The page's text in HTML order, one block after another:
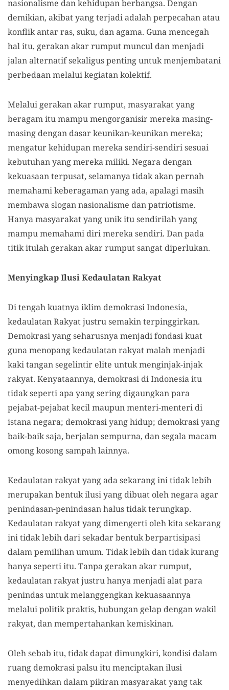
nasionalisme dan kehidupan berbangsa. Dengan
demikian, akibat yang terjadi adalah perpecahan atau
konflik antar ras, suku, dan agama. Guna mencegah
hal itu, gerakan akar rumput muncul dan menjadi
jalan alternatif sekaligus penting untuk menjembatani
perbedaan melalui kegiatan kolektif.
Melalui gerakan akar rumput, masyarakat yang
beragam itu mampu mengorganisir mereka masing-
masing dengan dasar keunikan-keunikan mereka;
mengatur kehidupan mereka sendiri-sendiri sesuai
kebutuhan yang mereka miliki. Negara dengan
kekuasaan terpusat, selamanya tidak akan pernah
memahami keberagaman yang ada, apalagi masih
membawa slogan nasionalisme dan patriotisme.
Hanya masyarakat yang unik itu sendirilah yang
mampu memahami diri mereka sendiri. Dan pada
titik itulah gerakan akar rumput sangat diperlukan.
Menyingkap Ilusi Kedaulatan Rakyat
Di tengah kuatnya iklim demokrasi Indonesia,
kedaulatan Rakyat justru semakin terpinggirkan.
Demokrasi yang seharusnya menjadi fondasi kuat
guna menopang kedaulatan rakyat malah menjadi
kaki tangan segelintir elite untuk menginjak-injak
rakyat. Kenyataannya, demokrasi di Indonesia itu
tidak seperti apa yang sering digaungkan para
pejabat-pejabat kecil maupun menteri-menteri di
istana negara; demokrasi yang hidup; demokrasi yang
baik-baik saja, berjalan sempurna, dan segala macam
omong kosong sampah lainnya.
Kedaulatan rakyat yang ada sekarang ini tidak lebih
merupakan bentuk ilusi yang dibuat oleh negara agar
penindasan-penindasan halus tidak terungkap.
Kedaulatan rakyat yang dimengerti oleh kita sekarang
ini tidak lebih dari sekadar bentuk berpartisipasi
dalam pemilihan umum. Tidak lebih dan tidak kurang
hanya seperti itu. Tanpa gerakan akar rumput,
kedaulatan rakyat justru hanya menjadi alat para
penindas untuk melanggengkan kekuasaannya
melalui politik praktis, hubungan gelap dengan wakil
rakyat, dan mempertahankan kemiskinan.
Oleh sebab itu, tidak dapat dimungkiri, kondisi dalam
ruang demokrasi palsu itu menciptakan ilusi
menyedihkan dalam pikiran masyarakat yang tak